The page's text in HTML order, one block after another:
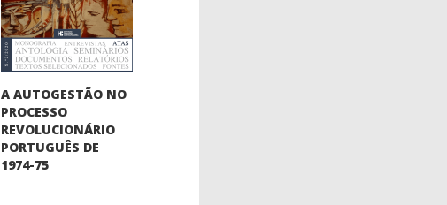
A AUTOGESTÃO NO
PROCESSO
REVOLUCIONÁRIO
PORTUGUÊS DE
1974-75